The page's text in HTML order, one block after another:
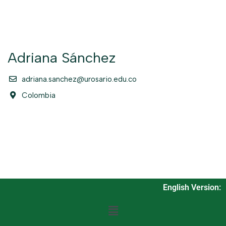
Adriana Sánchez
adriana.sanchez@urosario.edu.co
Colombia
English Version: